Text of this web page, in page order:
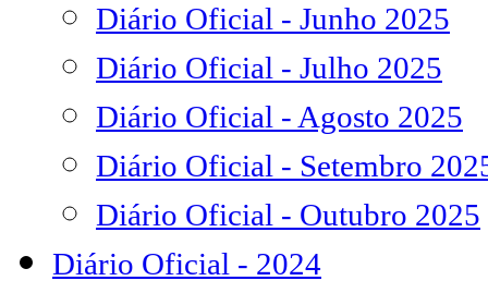
Diário Oficial - Junho 2025
Diário Oficial - Julho 2025
Diário Oficial - Agosto 2025
Diário Oficial - Setembro
Diário Oficial - Outubro 2025
Diário Oficial - 2024